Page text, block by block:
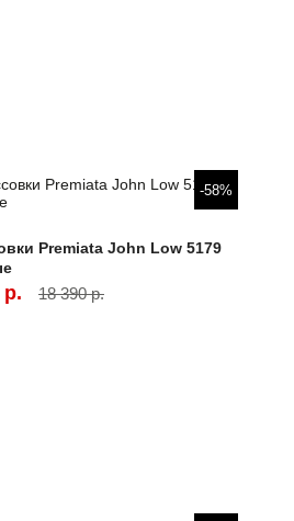
-58%
Premiata John Low 5179
р. 18 390 р.